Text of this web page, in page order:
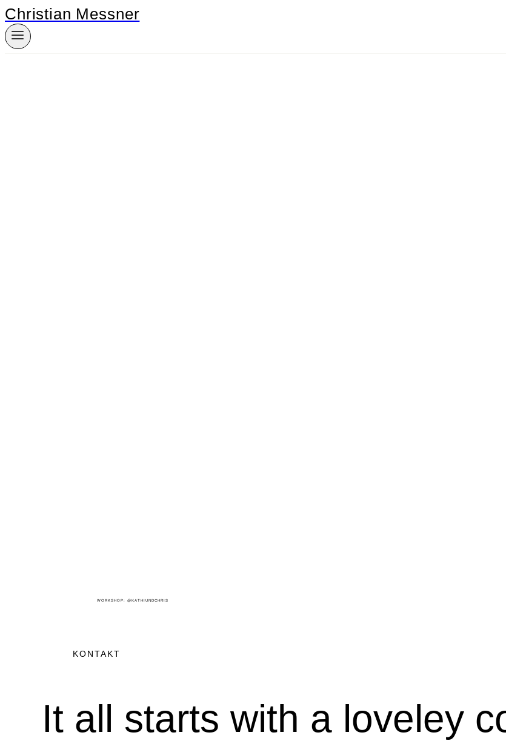
Zum
Inhalt
springen
Christian Messner
WORKSHOP: @KATHIUNDCHRIS
KONTAKT
It all starts with a loveley